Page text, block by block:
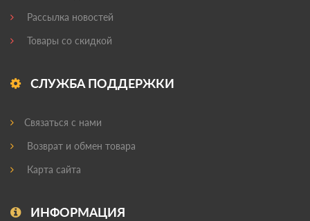
Рассылка новостей
Товары со скидкой
СЛУЖБА ПОДДЕРЖКИ
Связаться с нами
Возврат и обмен товара
Карта сайта
ИНФОРМАЦИЯ